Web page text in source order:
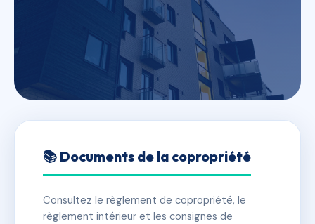
6-8 RUE DU CONTRAT
SOCIAL
📍 6-8 r du contrat social 76100 Rouen
📚 Documents de la copropriété
Consultez le règlement de copropriété, le
règlement intérieur et les consignes de